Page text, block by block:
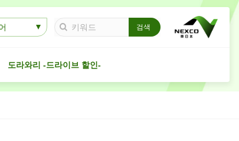
도라와리 -드라이브 할인-